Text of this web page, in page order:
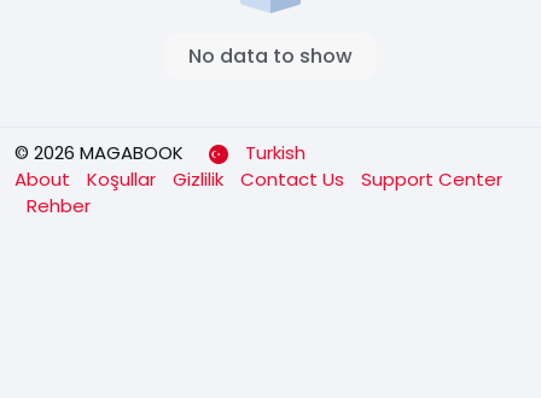
No data to show
© 2026 MAGABOOK
Turkish
About
Koşullar Gizlilik Contact Us
Support Center
Rehber